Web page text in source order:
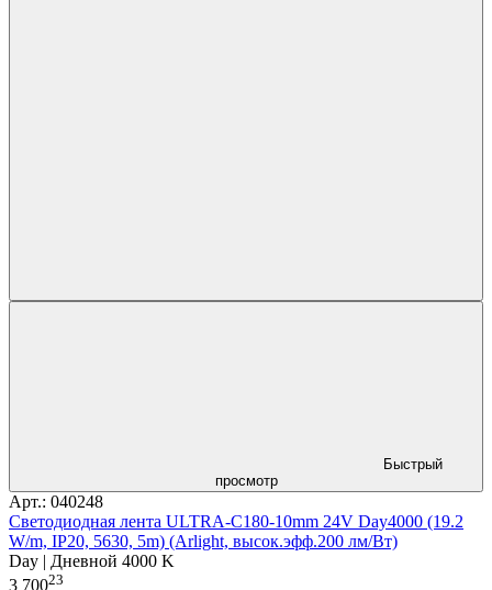
Быстрый
просмотр
Арт.: 040248
Светодиодная лента ULTRA-C180-10mm 24V Day4000 (19.2
W/m, IP20, 5630, 5m) (Arlight, высок.эфф.200 лм/Вт)
Day | Дневной 4000 K
3 70023